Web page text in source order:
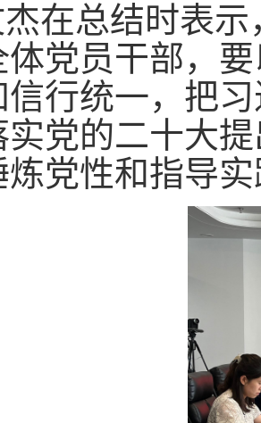
在总结时表
体党员干部，
信行统一，把
实党的二十大
炼党性和指导